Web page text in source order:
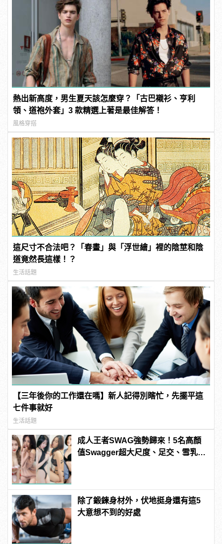
熱出新高度，男生夏天該怎麼穿？「古巴襯衫、亨利
領、道袍外套」3 款精選上著是最佳解答！
風格穿搭
這尺寸不合法吧？「春畫」與「浮世繪」裡的陰莖和陰
道竟然長這樣！？
生活話題
【三年後你的工作還在嗎】新人記得別瞎忙，先擺平這
七件事就好
生活話題
成人王者SWAG強勢歸來！5名高顏
值Swagger超大尺度、足交、雪乳、
除了鍛鍊身材外，伏地挺身還有這5
大意想不到的好處